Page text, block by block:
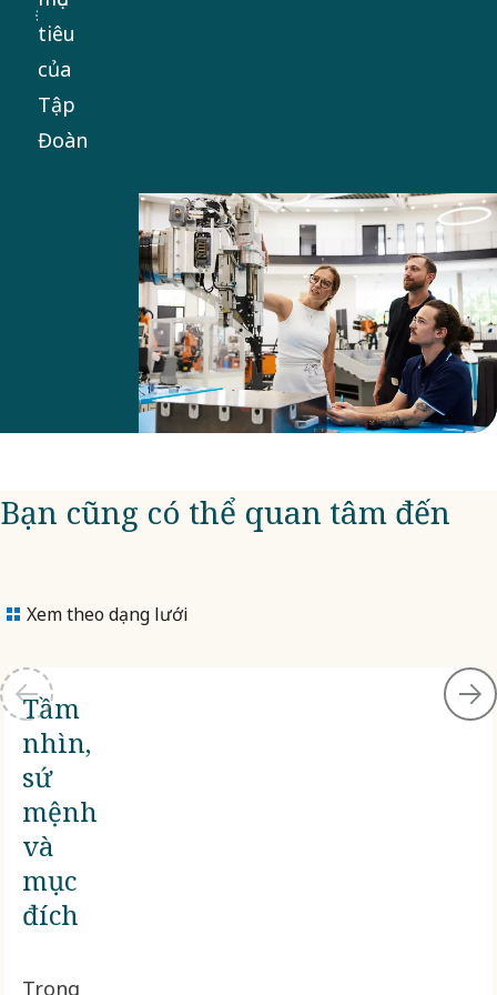
tiêu
của
Tập
Đoàn
Bạn cũng có thể quan tâm đến
Xem theo dạng lưới
Tầm
nhìn,
sứ
mệnh
và
mục
đích
Trong